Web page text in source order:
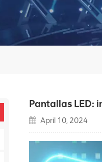
Pantallas LED:
April 10, 2024